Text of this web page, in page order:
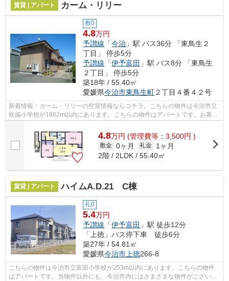
賃貸 | アパート カーム・リリー
敷0
4.8万円
予讃線 「今治 」駅 バス36分 「東鳥生２
丁目」 停歩5分
予讃線 「伊予富田 」駅 バス8分 「東鳥生
２丁目」 停歩5分
築18年 / 55.40㎡
愛媛県今治市東鳥生町２丁目４番４２号
新着情報：カーム・リリーの空室情報ならコチラ。こちらの物件は今治市立
吹揚小学校が1962m以内にあります。こちらの物件はアパートです。お客様
4.8万円 (管理費等：3,500円 )
敷金 0ヶ月 礼金
1ヶ月
2階 / 2LDK / 55.40㎡
賃貸 | アパート ハイムA.D.21 C棟
礼0
5.4万円
予讃線 「伊予富田 」駅 徒歩12分
「上徳」バス停下車 徒歩6分
築27年 / 54.81㎡
愛媛県今治市 上徳266-8
こちらの物件は今治市立富田小学校が253m以内にあります。こちらの物件
はアパートです。当物件以外にも、今治市内にはさまざまな物件がございま